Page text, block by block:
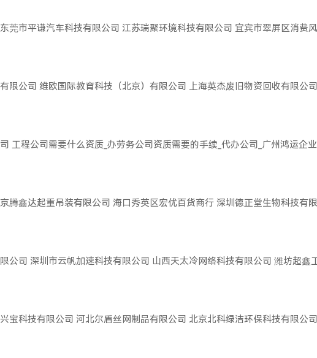
东莞市平谦汽车科技有限公司 江苏瑞聚环境科技有限公司 宜宾市翠屏区消费
有限公司 维欧国际教育科技（北京）有限公司 上海英杰废旧物资回收有限公司
司 工程公司需要什么资质_办劳务公司资质需要的手续_代办公司_广州鸿运企
京腾鑫达起重吊装有限公司 海口秀英区宏优百货商行 深圳德正堂生物科技有
限公司 深圳市云帆加速科技有限公司 山西天太冷网络科技有限公司 潍坊超鑫
兴宝科技有限公司 河北尔盾丝网制品有限公司 北京北科绿洁环保科技有限公司